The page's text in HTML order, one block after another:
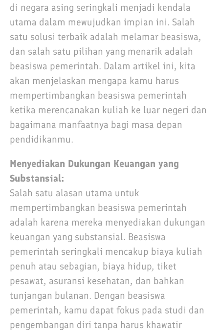
di negara asing seringkali menjadi kendala
utama dalam mewujudkan impian ini. Salah
satu solusi terbaik adalah melamar beasiswa,
dan salah satu pilihan yang menarik adalah
beasiswa pemerintah. Dalam artikel ini, kita
akan menjelaskan mengapa kamu harus
mempertimbangkan beasiswa pemerintah
ketika merencanakan kuliah ke luar negeri dan
bagaimana manfaatnya bagi masa depan
pendidikanmu.
Menyediakan Dukungan Keuangan yang
Substansial:
Salah satu alasan utama untuk
mempertimbangkan beasiswa pemerintah
adalah karena mereka menyediakan dukungan
keuangan yang substansial. Beasiswa
pemerintah seringkali mencakup biaya kuliah
penuh atau sebagian, biaya hidup, tiket
pesawat, asuransi kesehatan, dan bahkan
tunjangan bulanan. Dengan beasiswa
pemerintah, kamu dapat fokus pada studi dan
pengembangan diri tanpa harus khawatir